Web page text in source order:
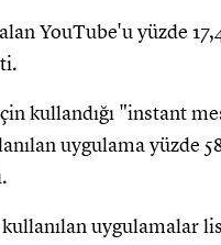
YouTube'u yüzde
kullandığı "instant
uygulama yüzde
uygulamalar